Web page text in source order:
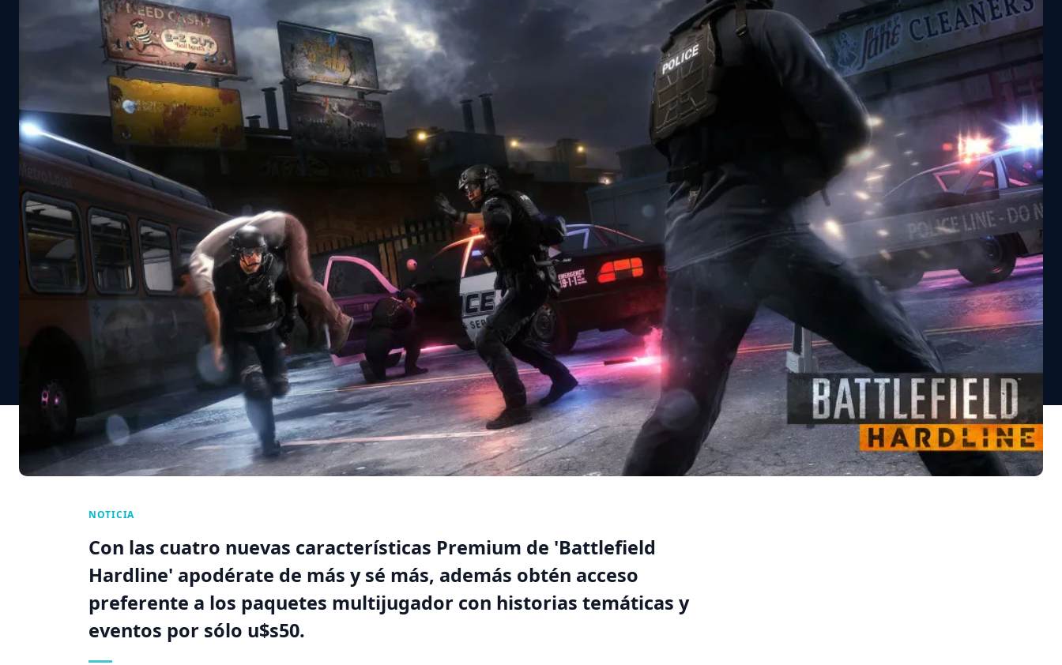
NOTICIA
Con las cuatro nuevas características Premium de 'Battlefield
Hardline' apodérate de más y sé más, además obtén acceso
preferente a los paquetes multijugador con historias temáticas y
eventos por sólo u$s50.